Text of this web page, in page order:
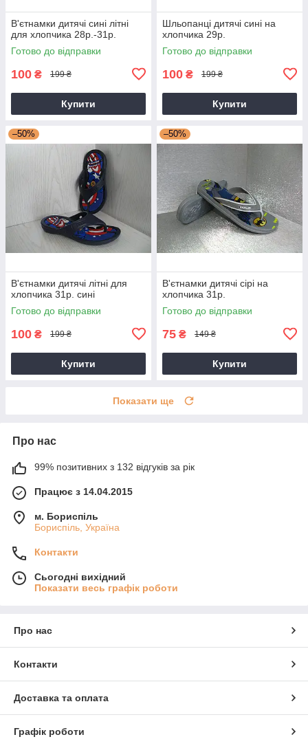
В'єтнамки дитячі сині літні
для хлопчика 28р.-31р.
Готово до відправки
100 ₴ 199 ₴
Купити
Шльопанці дитячі сині на
хлопчика 29р.
Готово до відправки
100 ₴ 199 ₴
Купити
–50%
В'єтнамки дитячі літні для
хлопчика 31р. сині
Готово до відправки
100 ₴ 199 ₴
Купити
–50%
В'єтнамки дитячі сірі на
хлопчика 31р.
Готово до відправки
75 ₴ 149 ₴
Купити
Показати ще
Про нас
99% позитивних з 132 відгуків за рік
Працює з 14.04.2015
м. Бориспіль
Бориспіль, Україна
Контакти
Сьогодні вихідний
Показати весь графік роботи
Про нас
Контакти
Доставка та оплата
Графік роботи